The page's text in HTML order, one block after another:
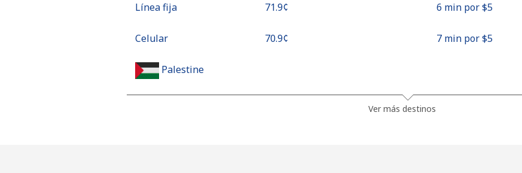
Línea fija ⁦71.9¢⁩ 6 min por ⁦$5⁩
Celular ⁦70.9¢⁩ 7 min por ⁦$5⁩
Palestine
Ver más destinos